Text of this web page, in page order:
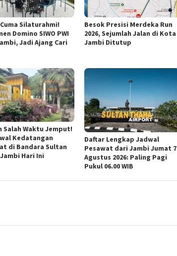
Silaturahmi!
Domino SIWO PWI
Jadi Ajang Cari
Besok Presisi Merdeka Run
2026, Sejumlah Jalan di Kota
Jambi Ditutup
Salah Waktu Jemput!
Kedatangan
di Bandara Sultan
Hari Ini
Daftar Lengkap Jadwal
Pesawat dari Jambi Jumat 7
Agustus 2026: Paling Pagi
Pukul 06.00 WIB